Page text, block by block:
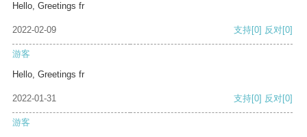
Hello, Greetings fr
2022-02-09 支持[0] 反对[0]
游客
Hello, Greetings fr
2022-01-31 支持[0] 反对[0]
游客